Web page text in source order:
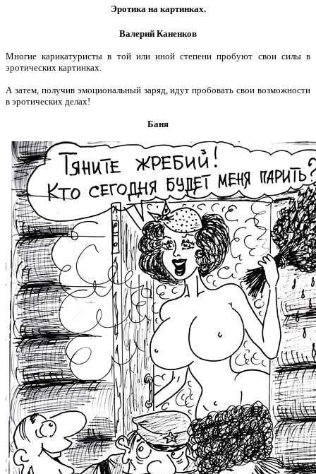
Эротика на картинках.
Валерий Каненков
Многие карикатуристы в той или иной степени пробуют свои силы в
эротических картинках.
А затем, получив эмоциональный заряд, идут пробовать свои возможности
в эротических делах!
Баня